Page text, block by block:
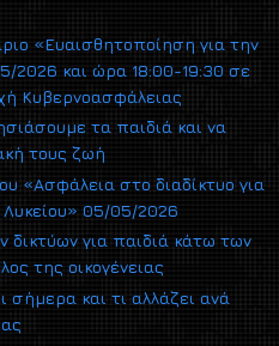
«Ευαισθητοποίηση για την
2026 και ώρα 18:00-19:30 σε
Κυβερνοασφάλειας
τα παιδιά και να
τους ζωή
«Ασφάλεια στο διαδίκτυο για
Λυκείου» 05/05/2026
για παιδιά κάτω των
της οικογένειας
σήμερα και τι αλλάζει ανά